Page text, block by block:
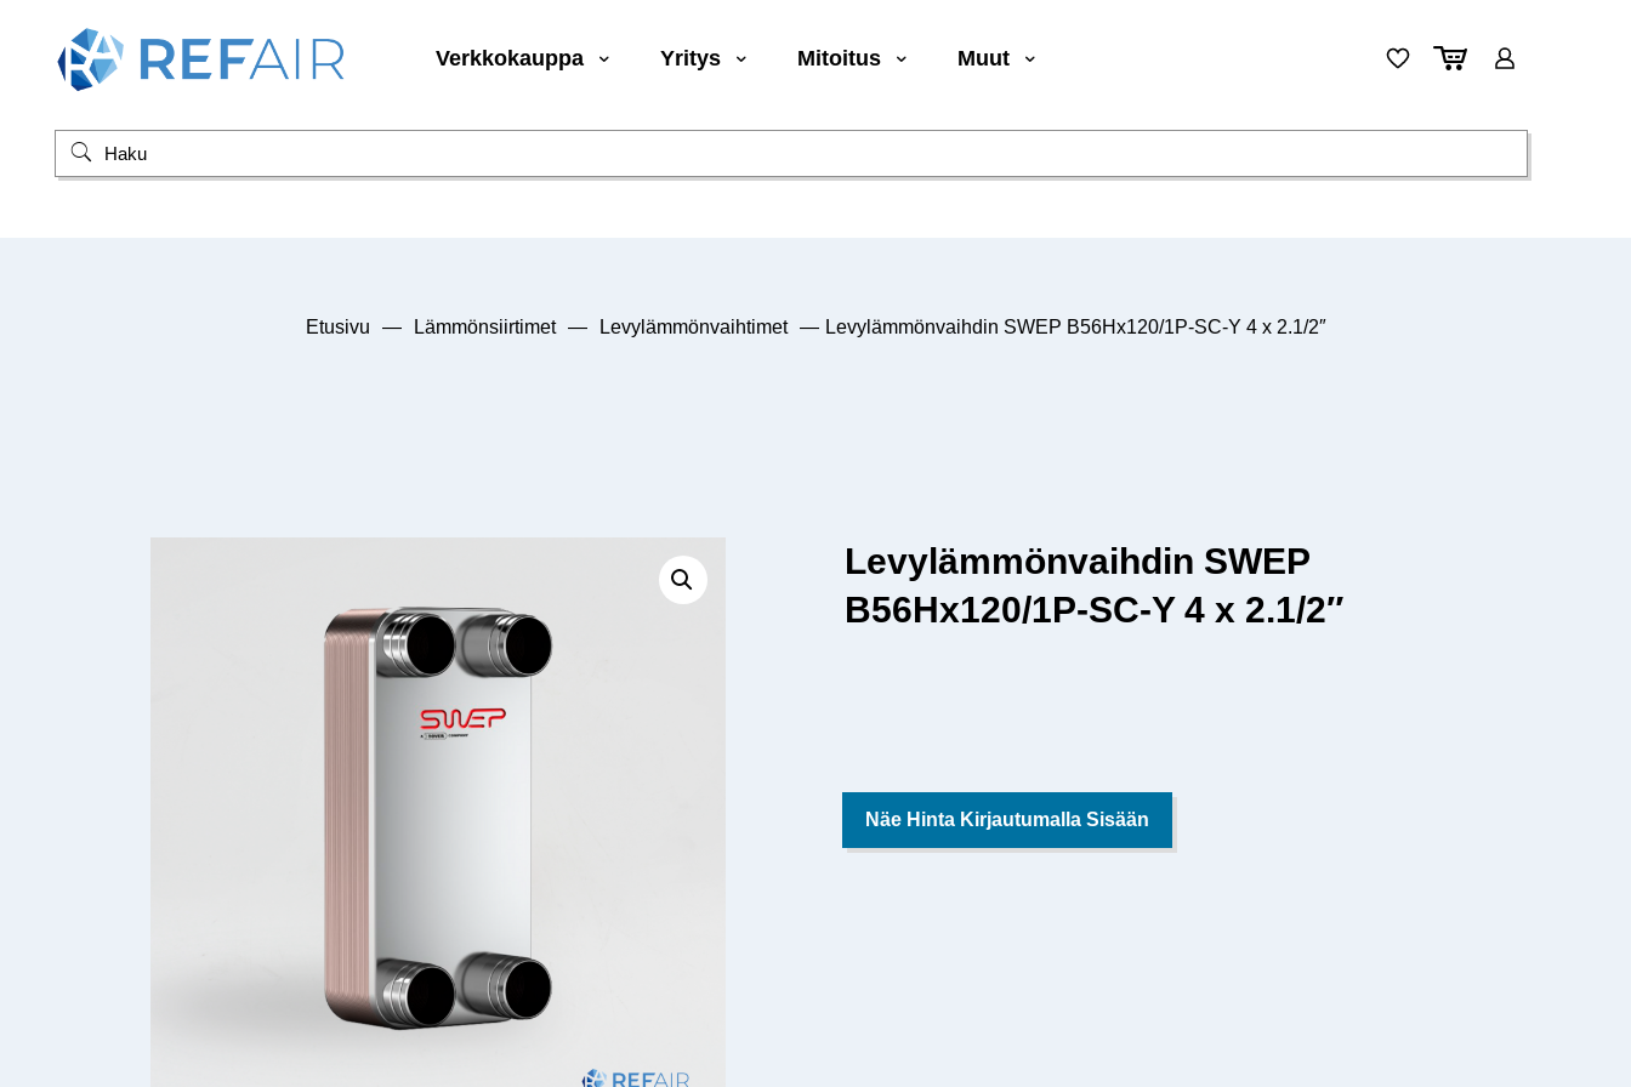
Verkkokauppa Yritys Mitoitus Muut
Etusivu — Lämmönsiirtimet — Levylämmönvaihtimet — Levylämmönvaihdin SWEP B56Hx120/1P-SC-Y 4 x 2.1/2″
Levylämmönvaihdin SWEP
B56Hx120/1P-SC-Y 4 x 2.1/2″
Näe Hinta Kirjautumalla Sisään